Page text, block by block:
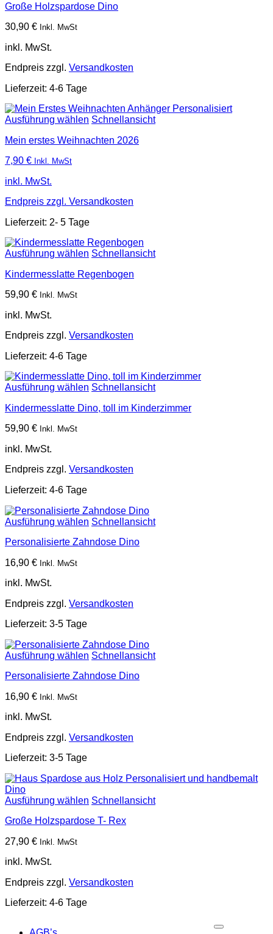
Große Holzspardose Dino
30,90 € Inkl. MwSt
inkl. MwSt.
Endpreis zzgl. Versandkosten
Lieferzeit: 4-6 Tage
Ausführung wählen Schnellansicht
Mein erstes Weihnachten 2026
7,90 € Inkl. MwSt
inkl. MwSt.
Endpreis zzgl. Versandkosten
Lieferzeit: 2- 5 Tage
Ausführung wählen Schnellansicht
Kindermesslatte Regenbogen
59,90 € Inkl. MwSt
inkl. MwSt.
Endpreis zzgl. Versandkosten
Lieferzeit: 4-6 Tage
Ausführung wählen Schnellansicht
Kindermesslatte Dino, toll im Kinderzimmer
59,90 € Inkl. MwSt
inkl. MwSt.
Endpreis zzgl. Versandkosten
Lieferzeit: 4-6 Tage
Ausführung wählen Schnellansicht
Personalisierte Zahndose Dino
16,90 € Inkl. MwSt
inkl. MwSt.
Endpreis zzgl. Versandkosten
Lieferzeit: 3-5 Tage
Ausführung wählen Schnellansicht
Personalisierte Zahndose Dino
16,90 € Inkl. MwSt
inkl. MwSt.
Endpreis zzgl. Versandkosten
Lieferzeit: 3-5 Tage
Ausführung wählen Schnellansicht
Große Holzspardose T- Rex
27,90 € Inkl. MwSt
inkl. MwSt.
Endpreis zzgl. Versandkosten
Lieferzeit: 4-6 Tage